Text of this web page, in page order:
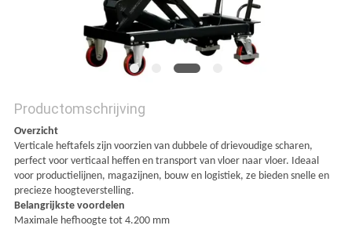
Productomschrijving
Overzicht
Verticale heftafels zijn voorzien van dubbele of drievoudige scharen,
perfect voor verticaal heffen en transport van vloer naar vloer. Ideaal
voor productielijnen, magazijnen, bouw en logistiek, ze bieden snelle en
precieze hoogteverstelling.
Belangrijkste voordelen
Maximale hefhoogte tot 4.200 mm